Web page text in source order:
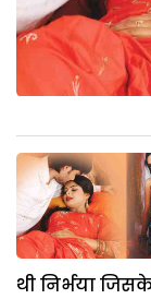
थी निर्भया